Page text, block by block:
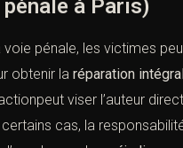
à Paris)
voie pénale, les victimes
obtenir la réparation
viser l’auteur
cas, la